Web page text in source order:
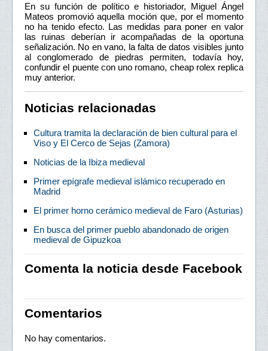
En su función de político e historiador, Miguel Ángel
Mateos promovió aquella moción que, por el momento
no ha tenido efecto. Las medidas para poner en valor
las ruinas deberían ir acompañadas de la oportuna
señalización. No en vano, la falta de datos visibles junto
al conglomerado de piedras permiten, todavía hoy,
confundir el puente con uno romano, cheap rolex replica
muy anterior.
Noticias relacionadas
Cultura tramita la declaración de bien cultural para el
Viso y El Cerco de Sejas (Zamora)
Noticias de la Ibiza medieval
Primer epígrafe medieval islámico recuperado en
Madrid
El primer horno cerámico medieval de Faro (Asturias)
En busca del primer pueblo abandonado de origen
medieval de Gipuzkoa
Comenta la noticia desde Facebook
Comentarios
No hay comentarios.